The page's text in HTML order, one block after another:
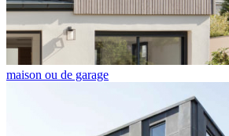
maison ou de garage